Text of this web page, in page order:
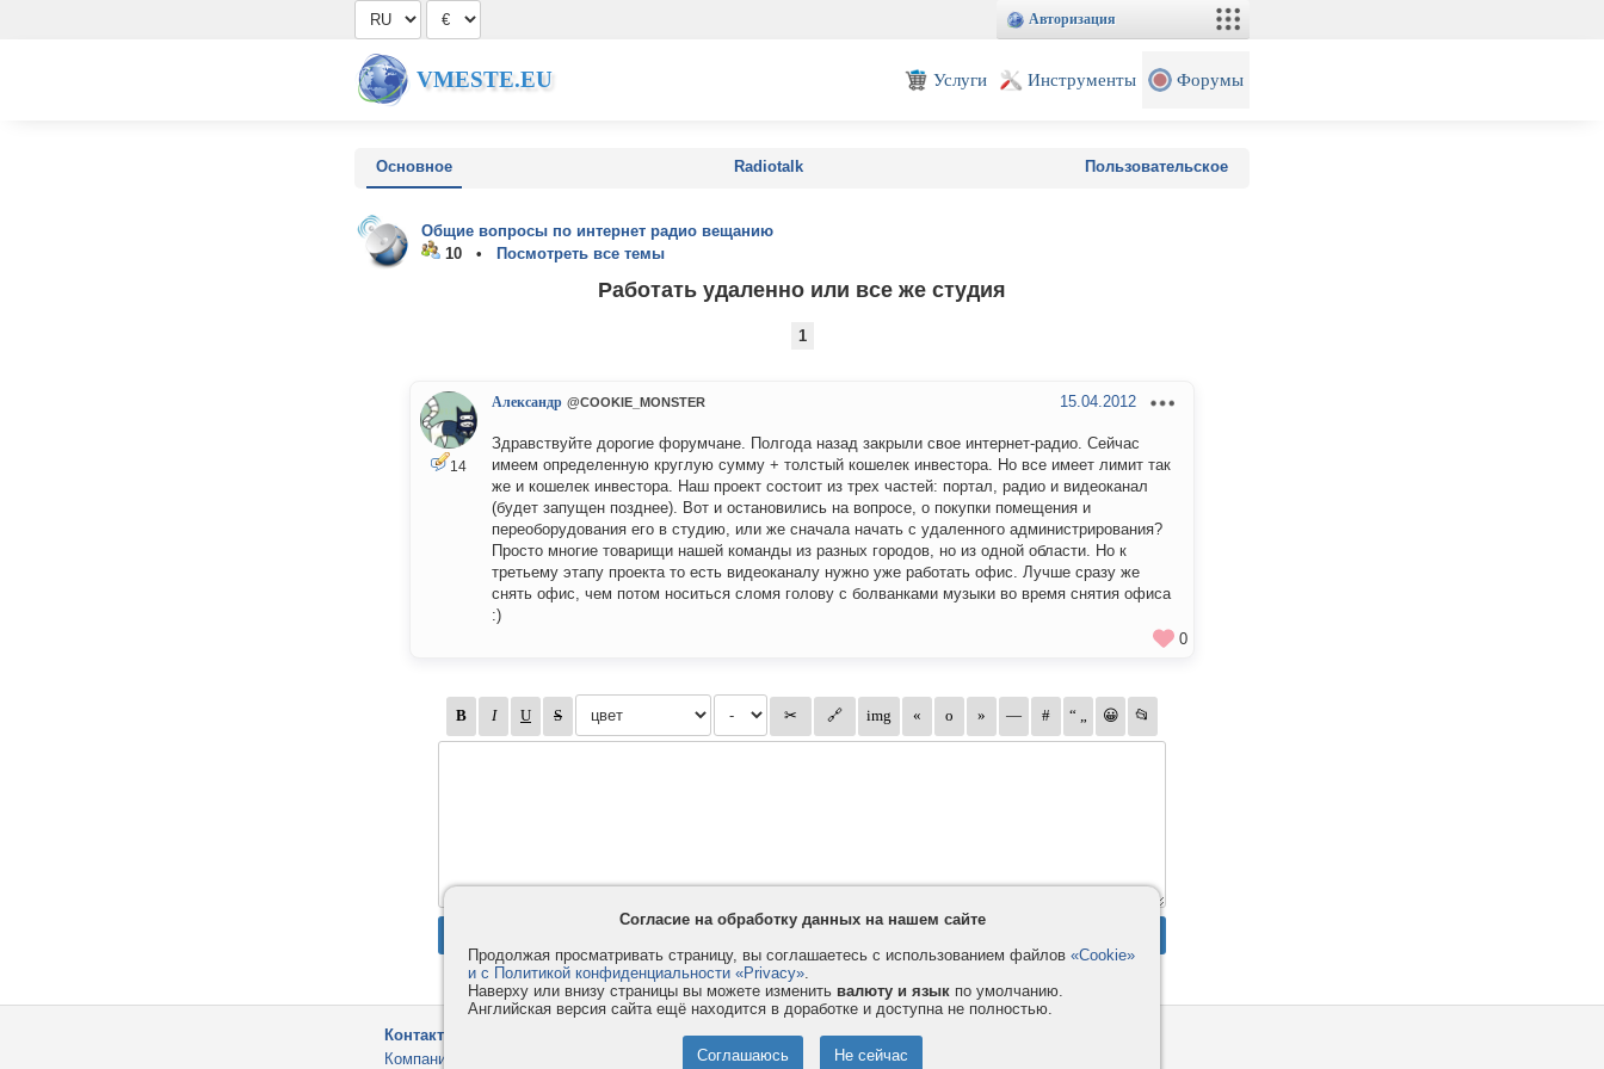
Авторизация
VMESTE.EU Услуги Инструменты Форумы
Основное Radiotalk Пользовательское
Общие вопросы по интернет радио вещанию
10 •
Посмотреть все темы
Работать удаленно или все же студия
1
14
Александр @COOKIE_MONSTER 15.04.2012
Здравствуйте дорогие форумчане. Полгода назад закрыли свое интернет-радио. Сейчас
имеем определенную круглую сумму + толстый кошелек инвестора. Но все имеет лимит так
же и кошелек инвестора. Наш проект состоит из трех частей: портал, радио и видеоканал
(будет запущен позднее). Вот и остановились на вопросе, о покупки помещения и
переоборудования его в студию, или же сначала начать с удаленного администрирования?
Просто многие товарищи нашей команды из разных городов, но из одной области. Но к
третьему этапу проекта то есть видеоканалу нужно уже работать офис. Лучше сразу же
снять офис, чем потом носиться сломя голову с болванками музыки во время снятия офиса
:)
0
Контакты
Компания
Privacy и Cookie
Правила и условия
Услуги
Как оплатить
Согласие на обработку данных на нашем сайте
Продолжая просматривать страницу, вы соглашаетесь с использованием файлов «Cookie»
и с Политикой конфиденциальности «Privacy».
Наверху или внизу страницы вы можете изменить валюту и язык по умолчанию.
Английская версия сайта ещё находится в доработке и доступна не полностью.